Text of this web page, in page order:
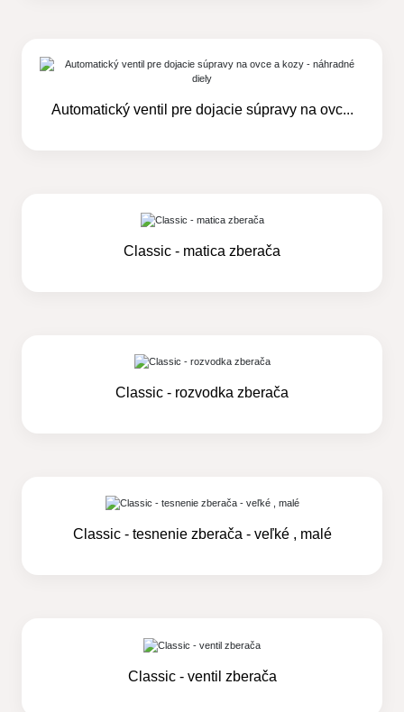
Automatický ventil pre dojacie súpravy na ovc...
Classic - matica zberača
Classic - rozvodka zberača
Classic - tesnenie zberača - veľké , malé
Classic - ventil zberača